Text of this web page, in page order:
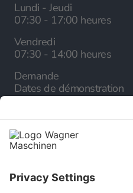
Lundi - Jeudi
07:30 - 17:00 heures
Vendredi
07:30 - 14:00 heures
Demande
Dates de démonstration
A propos de nous
Carrière
Newsletter